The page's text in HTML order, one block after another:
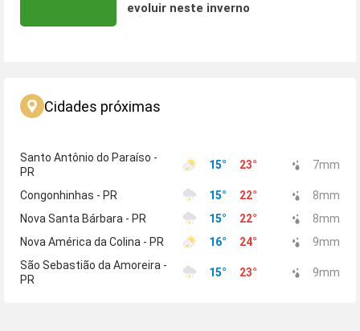
evoluir neste inverno
Cidades próximas
Santo Antônio do Paraíso -
PR
15° 23° 7mm
Congonhinhas - PR 15° 22° 8mm
Nova Santa Bárbara - PR
15° 22° 8mm
Nova América da Colina - PR
16° 24° 9mm
São Sebastião da Amoreira -
PR
15° 23° 9mm